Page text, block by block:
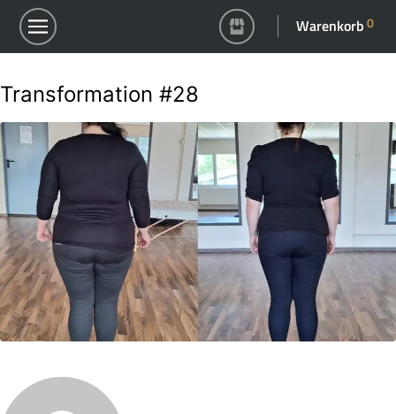
Warenkorb0
Transformation #28